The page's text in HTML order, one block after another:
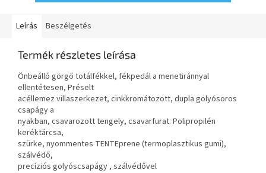
Leírás Beszélgetés
Termék részletes leírása
Önbeálló görgő totálfékkel, fékpedál a menetiránnyal
ellentétesen, Préselt
acéllemez villaszerkezet, cinkkromátozott, dupla golyósoros
csapágy a
nyakban, csavarozott tengely, csavarfurat. Polipropilén
keréktárcsa,
szürke, nyommentes TENTEprene (termoplasztikus gumi),
szálvédő,
precíziós golyóscsapágy , szálvédővel